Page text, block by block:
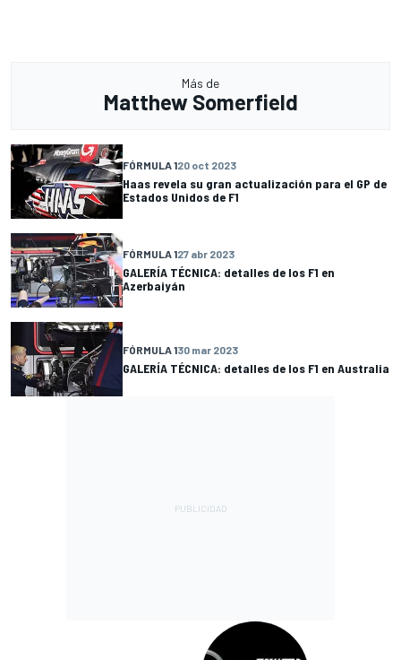
Más de
Matthew Somerfield
FÓRMULA 120 oct 2023
Haas revela su gran actualización para el GP de
Estados Unidos de F1
FÓRMULA 127 abr 2023
GALERÍA TÉCNICA: detalles de los F1 en
Azerbaiyán
FÓRMULA 130 mar 2023
GALERÍA TÉCNICA: detalles de los F1 en Australia